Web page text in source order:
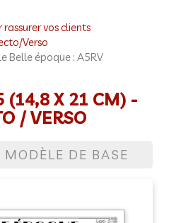
vos clients
Verso
Belle époque : A5RV
(14,8 X 21 CM) -
/ VERSO
DE BASE